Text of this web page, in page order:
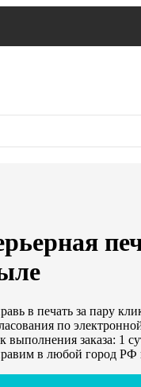
в печать за пару
по
выполнения заказа: 1
в любой город РФ